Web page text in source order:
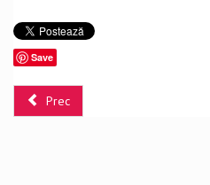
Save
Prec